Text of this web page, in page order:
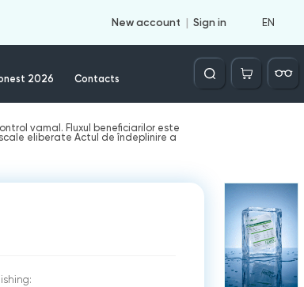
New account Sign in EN
2026 Contacts
Căutare
vamal. Fluxul beneficiarilor este
eliberate Actul de îndeplinire a